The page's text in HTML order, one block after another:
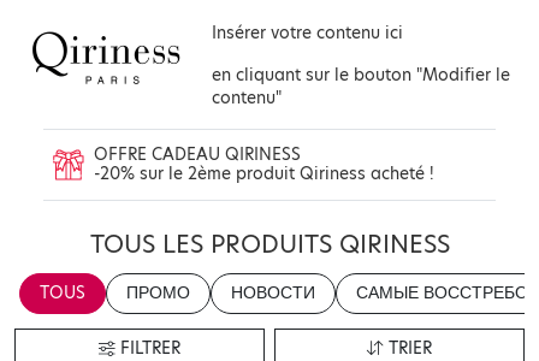
Insérer votre contenu ici
en cliquant sur le bouton "Modifier le
contenu"
OFFRE CADEAU QIRINESS
-20% sur le 2ème produit Qiriness acheté !
TOUS LES PRODUITS QIRINESS
TOUS ПРОМО НОВОСТИ САМЫЕ
FILTRER TRIER